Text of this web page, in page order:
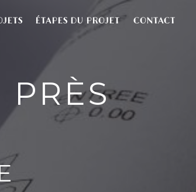
ÉTAPES DU PROJET CONTACT
PRÈS